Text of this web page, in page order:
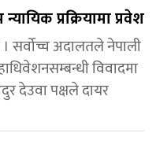
प्रक्रियामा प्रवेश
सर्वोच्च अदालतले नेपाली
विवादमा
देउवा पक्षले दायर